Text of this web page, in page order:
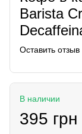
Barista
Оставить отзыв
В наличии
395 грн